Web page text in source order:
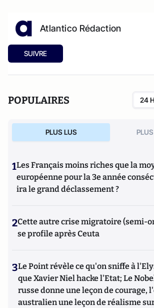
Atlantico Rédaction
SUIVRE
POPULAIRES 24
PLUS LUS
1Les Français moins riches que la
européenne pour la 3e année
ira le grand déclassement ?
2Cette autre crise migratoire (semi-
se profile après Ceuta
3Le Point révèle ce qu'on sniffe à
que Xavier Niel hacke l'Etat; Le
russe donne une leçon de courage,
australien une leçon de réalisme